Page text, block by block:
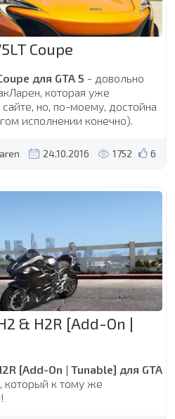
Coupe
для GTA 5 - довольно
которая уже
но, по-моему, достойна
исполнении конечно).
6
24.10.2016 1752
& H2R [Add-On |
[Add-On | Tunable] для GTA
который к тому же